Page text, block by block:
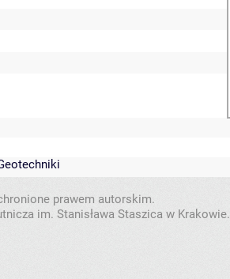
prawem autorskim.
im. Stanisława Staszica w Krakowie.